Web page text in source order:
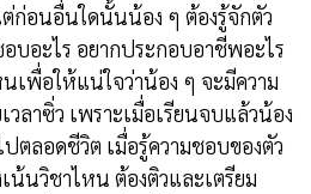
ก่อนอื่นใดนั้นน้อง ๆ ต้องรู้จักตัว
อบอะไร อยากประกอบอาชีพอะไร
เพื่อให้แน่ใจว่าน้อง ๆ จะมีความ
ลาซิ่ว เพราะเมื่อเรียนจบแล้วน้อง
ตลอดชีวิต เมื่อรู้ความชอบของตัว
น้นวิชาไหน ต้องติวและเตรียม